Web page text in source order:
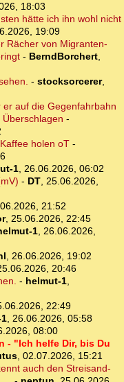
18:03
hätte ich ihn wohl nicht
19:09
Rächer von Migranten-
- BerndBorchert,
- stocksorcerer,
auf die Gegenfahrbahn
-
holen oT-
1, 26.06.2026, 06:02
- DT, 25.06.2026,
21:52
, 25.06.2026, 22:45
1, 26.06.2026,
, 26.06.2026, 19:02
20:46
- helmut-1,
22:49
, 26.06.2026, 05:58
08:00
- "Ich helfe Dir, bis Du
, 02.07.2026, 15:21
auch den Streisand-